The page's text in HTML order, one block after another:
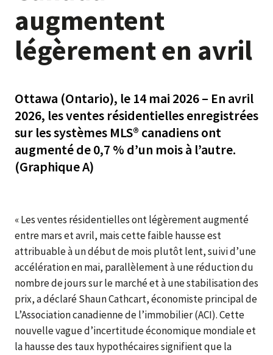
augmentent
légèrement en avril
Ottawa (Ontario), le 14 mai 2026 – En avril
2026, les ventes résidentielles enregistrées
sur les systèmes MLS® canadiens ont
augmenté de 0,7 % d’un mois à l’autre.
(Graphique A)
« Les ventes résidentielles ont légèrement augmenté
entre mars et avril, mais cette faible hausse est
attribuable à un début de mois plutôt lent, suivi d’une
accélération en mai, parallèlement à une réduction du
nombre de jours sur le marché et à une stabilisation des
prix, a déclaré Shaun Cathcart, économiste principal de
L’Association canadienne de l’immobilier (ACI). Cette
nouvelle vague d’incertitude économique mondiale et
la hausse des taux hypothécaires signifient que la